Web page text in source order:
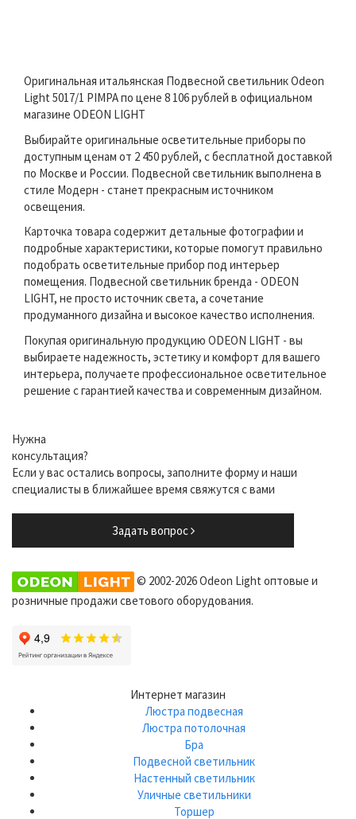
Оригинальная итальянская Подвесной светильник Odeon
Light 5017/1 PIMPA по цене 8 106 рублей в официальном
магазине ODEON LIGHT
Выбирайте оригинальные осветительные приборы по
доступным ценам от 2 450 рублей, с бесплатной доставкой
по Москве и России. Подвесной светильник выполнена в
стиле Модерн - станет прекрасным источником
освещения.
Карточка товара содержит детальные фотографии и
подробные характеристики, которые помогут правильно
подобрать осветительные прибор под интерьер
помещения. Подвесной светильник бренда - ODEON
LIGHT, не просто источник света, а сочетание
продуманного дизайна и высокое качество исполнения.
Покупая оригинальную продукцию ODEON LIGHT - вы
выбираете надежность, эстетику и комфорт для вашего
интерьера, получаете профессиональное осветительное
решение с гарантией качества и современным дизайном.
Нужна
консультация?
Если у вас остались вопросы, заполните форму и наши
специалисты в ближайшее время свяжутся с вами
Задать вопрос
© 2002-2026 Odeon Light оптовые и
розничные продажи светового оборудования.
Интернет магазин
Люстра подвесная
Люстра потолочная
Бра
Подвесной светильник
Настенный светильник
Уличные светильники
Торшер